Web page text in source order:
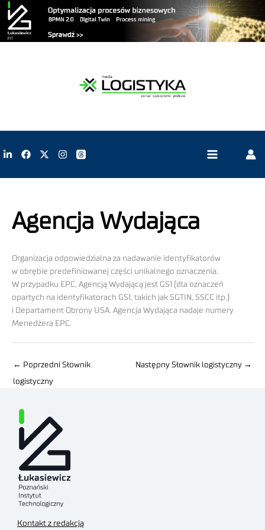
Agencja Wydająca
Organizacja odpowiedzialna za nadawanie identyfikatorów
w obrębie predefiniowanej części unikalnego oznaczenia.
W przypadku EPC, Agencją Wydającą jest GS1 (dla ozna­czeń
opartych na identyfikatorach GS1, takich jak SGTIN, SSCC itp.)
i Departament Obrony USA. Agencja Wydająca nadaje numery
Menedżera EPC.
← Poprzedni Słownik
logistyczny
Następny Słownik logistyczny →
Kontakt z redakcją